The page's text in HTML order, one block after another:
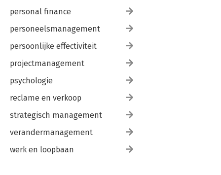
personal finance
personeelsmanagement
persoonlijke effectiviteit
projectmanagement
psychologie
reclame en verkoop
strategisch management
verandermanagement
werk en loopbaan